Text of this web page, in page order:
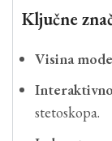
Ključne
Visina
stetoskopa.